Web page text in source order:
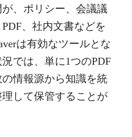
、ポリシー、会議議
、社内文書などを
は有効なツールとな
では、単に1つのPDF
情報源から知識を統
して保管することが